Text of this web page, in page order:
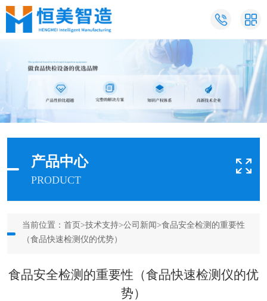
产品中心
PRODUCT
当前位置： 首页 >技术支持>公司新闻>食品安全检测的重要性
（食品快速检测仪的优势）
食品安全检测的重要性（食品快速检测仪的优
势）